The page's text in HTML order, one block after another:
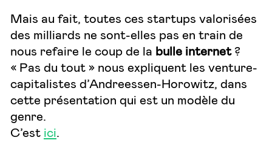
Mais au fait, toutes ces startups valorisées
des milliards ne sont-elles pas en train de
nous refaire le coup de la bulle internet?
« Pas du tout » nous expliquent les venture-
capitalistes d’Andreessen-Horowitz, dans
cette présentation qui est un modèle du
genre.
C’est ici